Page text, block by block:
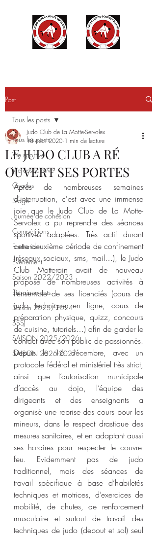
Post
Tous les posts
Vie sportive
Vie associative
Grades
Stage
Journée de cohésion
Compétitions
Formation
Evènement
Saison 2022/2023
Entrainements
Saison 2023/2024
SSSJ
SAISON 2025/2026
SAISON 2026-2027
Tous les posts
LE JUDO CLUB A RÉ
OUVERT SES PORTES
Judo Club de La Motte-Servolex
18 déc. 2020 1 min de lecture
Après de nombreuses semaines
d'interruption, c'est avec une immense
joie que le Judo Club de La Motte-
Servolex a pu reprendre des séances
sportives adaptées. Très actif durant
cette deuxième période de confinement
(réseaux sociaux, sms, mail…), le Judo
Club Motterain avait de nouveau
proposé de nombreuses activités à
l’ensemble de ses licenciés (cours de
judo technique en ligne, cours de
préparation physique, quizz, concours
de cuisine, tutoriels…) afin de garder le
contact avec son public de passionnés.
Depuis le 16 décembre, avec un
protocole fédéral et ministériel très strict,
ainsi que l’autorisation municipale
d’accès au dojo, l’équipe des
dirigeants et des enseignants a
organisé une reprise des cours pour les
mineurs, dans le respect drastique des
mesures sanitaires, et en adaptant aussi
ses horaires pour respecter le couvre-
feu. Evidemment pas de judo
traditionnel, mais des séances de
travail spécifique à base d’habiletés
techniques et motrices, d’exercices de
mobilité, de chutes, de renforcement
musculaire et surtout de travail des
techniques de judo (debout et sol) seul